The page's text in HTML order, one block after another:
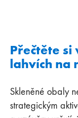
Přečtěte si
lahvích na
Skleněné obaly
strategickým